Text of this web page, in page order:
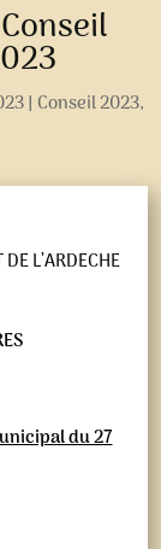
| Conseil 2023,
L’ARDECHE
du 27